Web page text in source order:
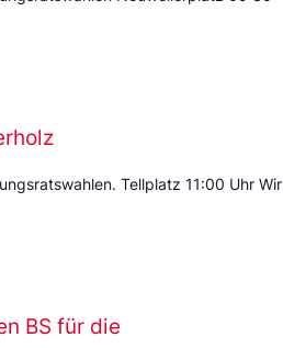
Tellplatz 11:00 Uhr Wir
BS für die